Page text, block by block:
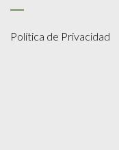
Política de Privacidad